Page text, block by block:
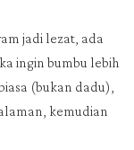
jadi lezat, ada
ingin bumbu lebih
(bukan dadu),
kemudian